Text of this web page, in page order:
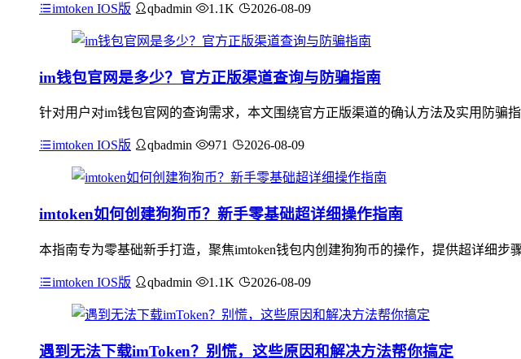
imtoken IOS版 qbadmin 1.1K 2026-08-09
im钱包官网是多少？官方正版渠道查询与防骗指南
针对用户对im钱包官网的查询需求，本文围绕官方正版渠道的确认方法及实用防骗
imtoken IOS版 qbadmin 971 2026-08-09
imtoken如何创建狗狗币？新手零基础超详细操作指南
本指南专为零基础新手打造，聚焦imtoken钱包内创建狗狗币的操作，提供超详细
imtoken IOS版 qbadmin 1.1K 2026-08-09
遇到无法下载imToken？别慌，这些原因和解决方法帮你搞定